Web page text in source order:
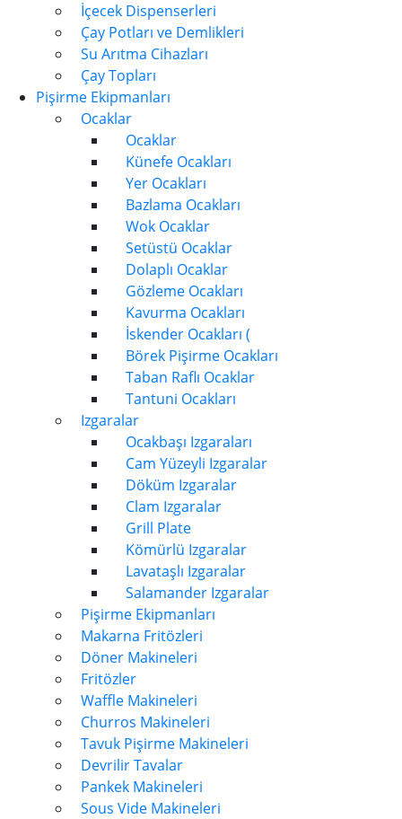
İçecek Dispenserleri
Çay Potları ve Demlikleri
Su Arıtma Cihazları
Çay Topları
Pişirme Ekipmanları
Ocaklar
Ocaklar
Künefe Ocakları
Yer Ocakları
Bazlama Ocakları
Wok Ocaklar
Setüstü Ocaklar
Dolaplı Ocaklar
Gözleme Ocakları
Kavurma Ocakları
İskender Ocakları (
Börek Pişirme Ocakları
Taban Raflı Ocaklar
Tantuni Ocakları
Izgaralar
Ocakbaşı Izgaraları
Cam Yüzeyli Izgaralar
Döküm Izgaralar
Clam Izgaralar
Grill Plate
Kömürlü Izgaralar
Lavataşlı Izgaralar
Salamander Izgaralar
Pişirme Ekipmanları
Makarna Fritözleri
Döner Makineleri
Fritözler
Waffle Makineleri
Churros Makineleri
Tavuk Pişirme Makineleri
Devrilir Tavalar
Pankek Makineleri
Sous Vide Makineleri